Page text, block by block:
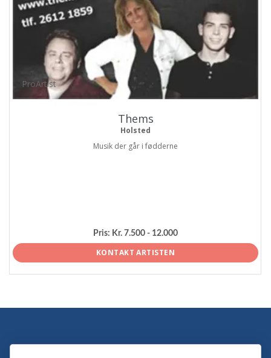
ProArtist
Thems
Holsted
Musik der går i fødderne
Pris: Kr. 7.500 - 12.000
KONTAKT ARTISTEN